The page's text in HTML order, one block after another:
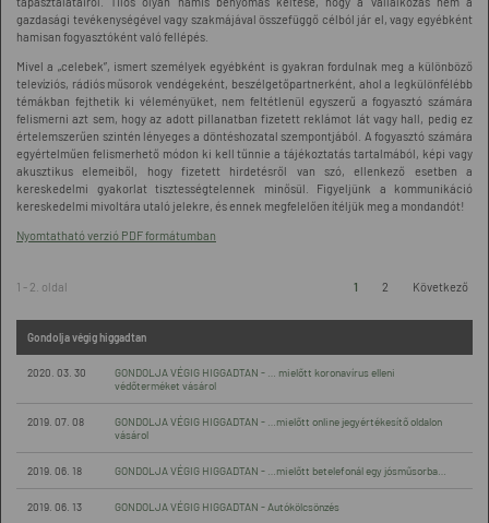
gazdasági tevékenységével vagy szakmájával összefüggő célból jár el, vagy egyébként
hamisan fogyasztóként való fellépés.
Mivel a „celebek”, ismert személyek egyébként is gyakran fordulnak meg a különböző
televíziós, rádiós műsorok vendégeként, beszélgetőpartnerként, ahol a legkülönfélébb
témákban fejthetik ki véleményüket, nem feltétlenül egyszerű a fogyasztó számára
felismerni azt sem, hogy az adott pillanatban fizetett reklámot lát vagy hall, pedig ez
értelemszerűen szintén lényeges a döntéshozatal szempontjából. A fogyasztó számára
egyértelműen felismerhető módon ki kell tűnnie a tájékoztatás tartalmából, képi vagy
akusztikus elemeiből, hogy fizetett hirdetésről van szó, ellenkező esetben a
kereskedelmi gyakorlat tisztességtelennek minősül. Figyeljünk a kommunikáció
kereskedelmi mivoltára utaló jelekre, és ennek megfelelően ítéljük meg a mondandót!
Nyomtatható verzió PDF formátumban
1 - 2. oldal 1 2 Következő
Gondolja végig higgadtan
2020. 03. 30
GONDOLJA VÉGIG HIGGADTAN - … mielőtt koronavírus elleni
védőterméket vásárol
2019. 07. 08
GONDOLJA VÉGIG HIGGADTAN - …mielőtt online jegyértékesítő oldalon
vásárol
2019. 06. 18 GONDOLJA VÉGIG HIGGADTAN - …mielőtt betelefonál egy jósműsorba…
2019. 06. 13 GONDOLJA VÉGIG HIGGADTAN - Autókölcsönzés